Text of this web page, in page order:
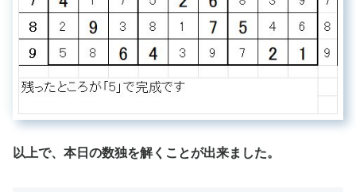
以上で、本日の数独を解くことが出来ました。